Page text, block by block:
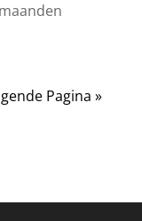
Pagina »